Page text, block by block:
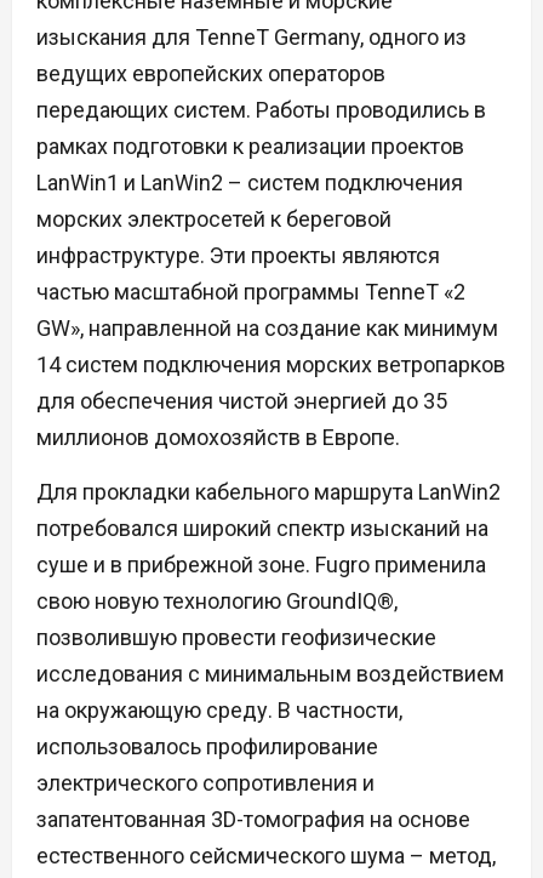
изыскания для TenneT Germany, одного из
ведущих европейских операторов
передающих систем. Работы проводились в
рамках подготовки к реализации проектов
LanWin1 и LanWin2 – систем подключения
морских электросетей к береговой
инфраструктуре. Эти проекты являются
частью масштабной программы TenneT «2
GW», направленной на создание как минимум
14 систем подключения морских ветропарков
для обеспечения чистой энергией до 35
миллионов домохозяйств в Европе.
Для прокладки кабельного маршрута LanWin2
потребовался широкий спектр изысканий на
суше и в прибрежной зоне. Fugro применила
свою новую технологию GroundIQ®,
позволившую провести геофизические
исследования с минимальным воздействием
на окружающую среду. В частности,
использовалось профилирование
электрического сопротивления и
запатентованная 3D-томография на основе
естественного сейсмического шума – метод,